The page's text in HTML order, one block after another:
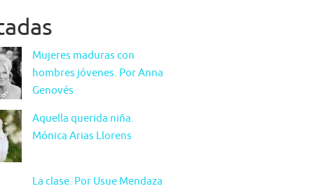
Mujeres maduras con
hombres jóvenes. Por Anna
Genovés
Aquella querida niña.
Mónica Arias Llorens
La clase. Por Usue Mendaza